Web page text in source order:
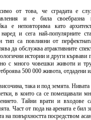
от това, че сградата е
и е била своебразна
е неповторима като
наред и сега най-популярните
тип са повлияни от
да обслужва атрактивните
истории и други кървави
с много човешки животи и
500 000 живота, отдадени
така и под земята.
в които са се помещавали
Тайни врати и входове
Част от пода на арената е бил
повърхността посредством